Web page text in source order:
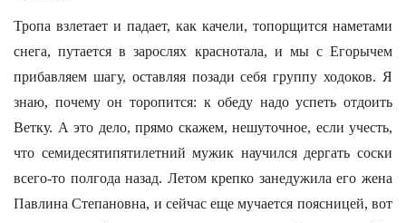
Тропа взлетает и падает, как качели, топорщится наметами
снега, путается в зарослях краснотала, и мы с Егорычем
прибавляем шагу, оставляя позади себя группу ходоков. Я
знаю, почему он торопится: к обеду надо успеть отдоить
Ветку. А это дело, прямо скажем, нешуточное, если учесть,
что семидесятипятилетний мужик научился дергать соски
всего-то полгода назад. Летом крепко занедужила его жена
Павлина Степановна, и сейчас еще мучается поясницей, вот